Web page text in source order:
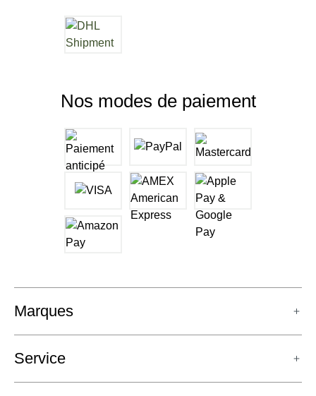
Nos modes de paiement
Marques
Service